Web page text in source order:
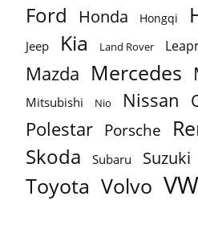
Ford Honda Hongqi
Jeep Kia Land Rover
Mazda Mercedes
Mitsubishi Nio Nissan
Polestar Porsche
Skoda Subaru Suzuki
Toyota Volvo VW